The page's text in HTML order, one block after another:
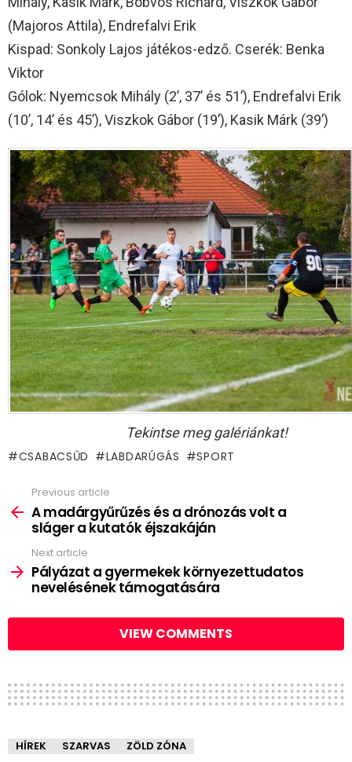
(Majoros Attila), Endrefalvi Erik
Kispad: Sonkoly Lajos játékos-edző. Cserék: Benka
Viktor
Gólok: Nyemcsok Mihály (2’, 37’ és 51’), Endrefalvi Erik
(10’, 14’ és 45’), Viszkok Gábor (19’), Kasik Márk (39’)
Tekintse meg galériánkat!
CSABACSŰD LABDARÚGÁS SPORT
more
Previous article
A madárgyűrűzés és a drónozás volt a
sláger a kutatók éjszakáján
Next article
Pályázat a gyermekek környezettudatos
nevelésének támogatására
VIEW COMMENTS
HÍREK SZARVAS ZÖLD ZÓNA